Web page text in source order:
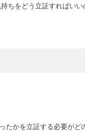
ちをどう立証すればいい
たかを立証する必要がど